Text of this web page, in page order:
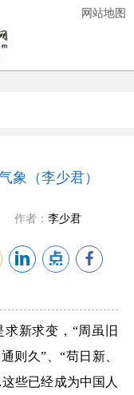
网站地图
象（李少君）
作者： 李少君
新求变，“周虽旧
则久”、“苟日新、
些已经成为中国人